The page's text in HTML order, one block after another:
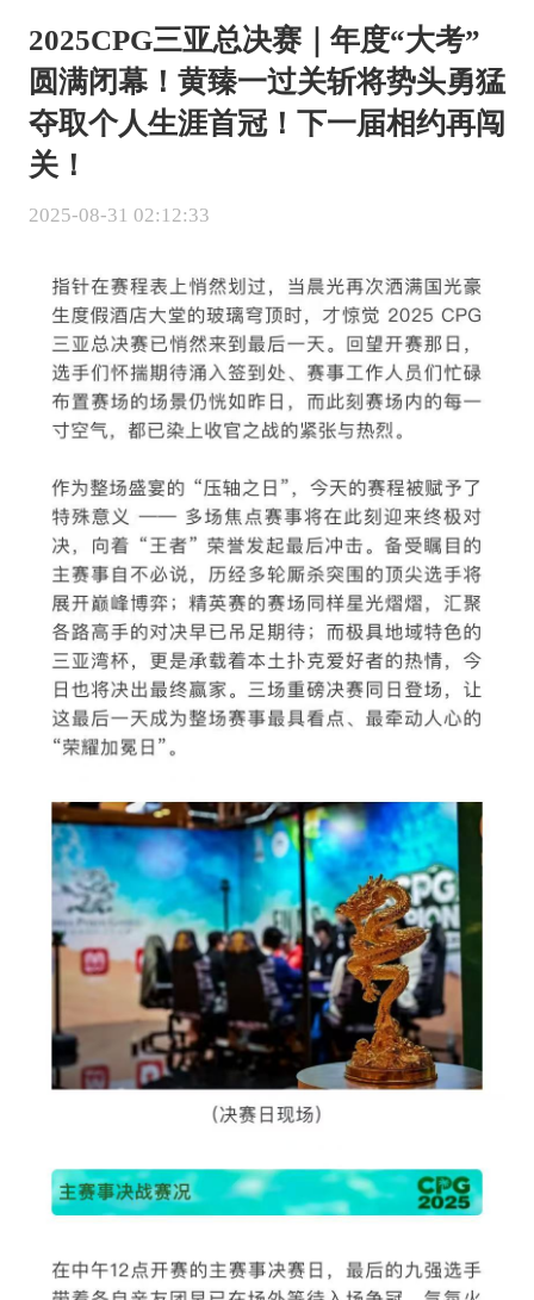
2025CPG三亚总决赛｜年度“大考”
圆满闭幕！黄臻一过关斩将势头勇猛
夺取个人生涯首冠！下一届相约再闯
关！
2025-08-31 02:12:33